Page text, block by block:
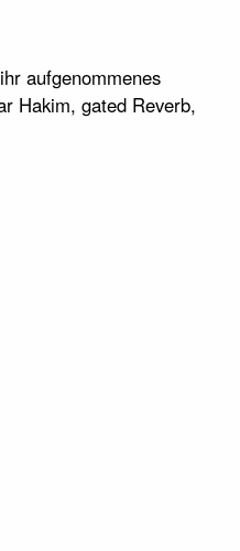
aufgenommenes
Hakim, gated Reverb,